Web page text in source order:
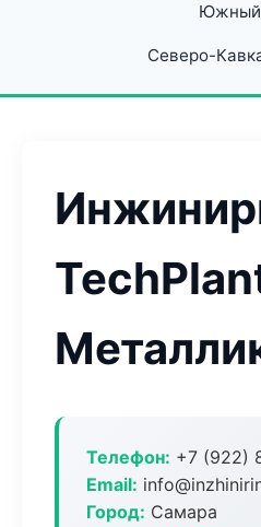
Северо-
Телефон: +7 (922)
Email:
Город: Самара